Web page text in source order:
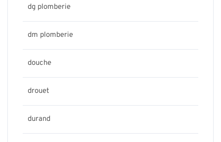
dg plomberie
dm plomberie
douche
drouet
durand